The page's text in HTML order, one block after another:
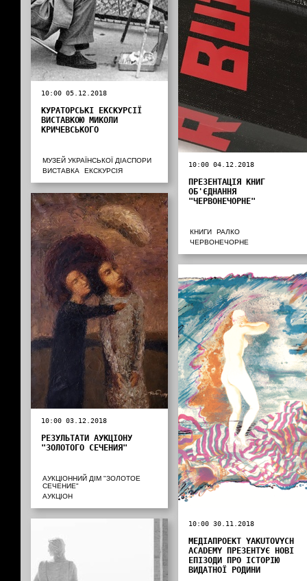
10:00 05.12.2018
КУРАТОРСЬКІ ЕКСКУРСІЇ
ВИСТАВКОЮ МИКОЛИ
КРИЧЕВСЬКОГО
МУЗЕЙ УКРАЇНСЬКОЇ ДІАСПОРИ
ВИСТАВКА
ЕКСКУРСІЯ
10:00 04.12.2018
ПРЕЗЕНТАЦІЯ КНИГ
ОБ'ЄДНАННЯ
"ЧЕРВОНЕЧОРНЕ"
КНИГИ
РАЛКО
ЧЕРВОНЕЧОРНЕ
10:00 03.12.2018
РЕЗУЛЬТАТИ АУКЦІОНУ
"ЗОЛОТОГО СЕЧЕНИЯ"
АУКЦІОННИЙ ДІМ "ЗОЛОТОЕ
СЕЧЕНИЕ"
АУКЦІОН
10:00 30.11.2018
МЕДІАПРОЕКТ YAKUTOVYCH
ACADEMY ПРЕЗЕНТУЄ НОВІ
ЕПІЗОДИ ПРО ІСТОРІЮ
ВИДАТНОЇ РОДИНИ